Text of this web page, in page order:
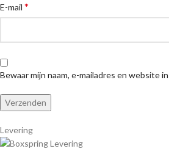
E-mail *
Bewaar mijn naam, e-mailadres en website
Levering